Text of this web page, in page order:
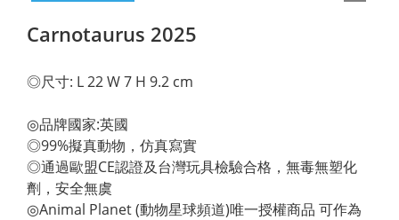
Carnotaurus 2025
◎尺寸: L 22 W 7 H 9.2 cm
◎品牌國家:英國
◎99%擬真動物，仿真寫實
◎通過歐盟CE認證及台灣玩具檢驗合格，無毒無塑化
劑，安全無虞
◎Animal Planet (動物星球頻道)唯一授權商品 可作為